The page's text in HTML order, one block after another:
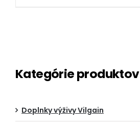
Kategórie produktov
Doplnky výživy Vilgain